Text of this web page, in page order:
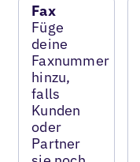
Fax
Füge
deine
Faxnummer
hinzu,
falls
Kunden
oder
Partner